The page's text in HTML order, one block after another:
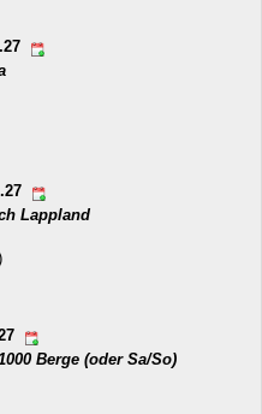
Lappland
Berge (oder Sa/So)